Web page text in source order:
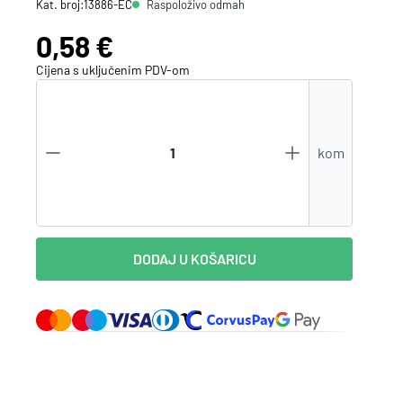
Kat. broj:13886-EC Raspoloživo odmah
Cijena:
0,58 €
Cijena s uključenim PDV-om
kom
DODAJ U KOŠARICU